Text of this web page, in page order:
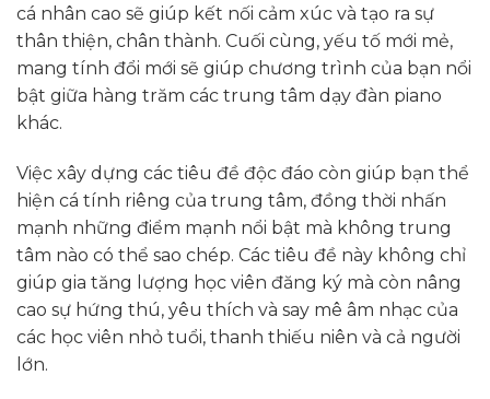
cá nhân cao sẽ giúp kết nối cảm xúc và tạo ra sự
thân thiện, chân thành. Cuối cùng, yếu tố mới mẻ,
mang tính đổi mới sẽ giúp chương trình của bạn nổi
bật giữa hàng trăm các trung tâm dạy đàn piano
khác.
Việc xây dựng các tiêu đề độc đáo còn giúp bạn thể
hiện cá tính riêng của trung tâm, đồng thời nhấn
mạnh những điểm mạnh nổi bật mà không trung
tâm nào có thể sao chép. Các tiêu đề này không chỉ
giúp gia tăng lượng học viên đăng ký mà còn nâng
cao sự hứng thú, yêu thích và say mê âm nhạc của
các học viên nhỏ tuổi, thanh thiếu niên và cả người
lớn.